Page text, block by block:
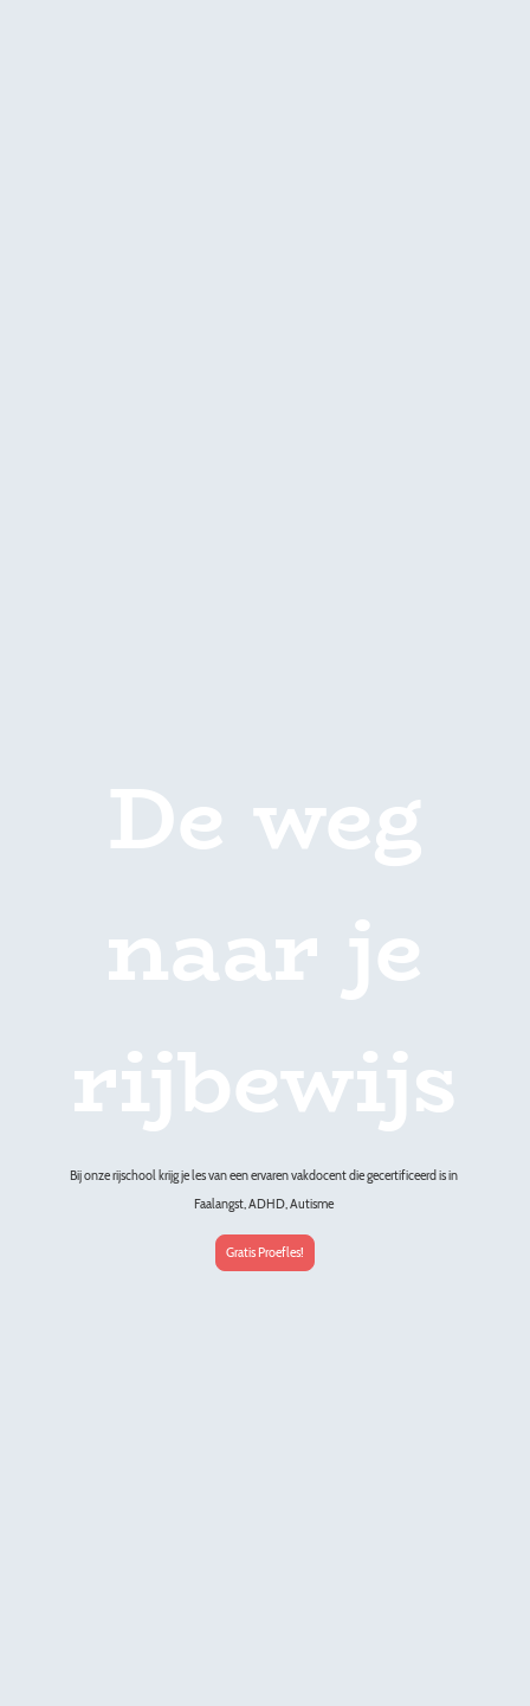
De weg
naar je
rijbewijs
Bij onze rijschool krijg je les van een ervaren vakdocent die gecertificeerd is in
Faalangst, ADHD, Autisme
Gratis Proefles!